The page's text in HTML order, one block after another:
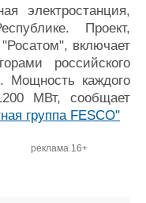
электростанция,
Проект,
включает
российского
Мощность каждого
МВт, сообщает
группа FESCO"
реклама 16+